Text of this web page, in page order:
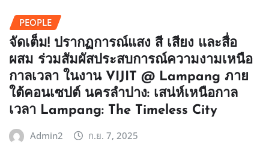
PEOPLE
จัดเต็ม! ปรากฏการณ์แสง สี เสียง และสื่อ
ผสม ร่วมสัมผัสประสบการณ์ความงามเหนือ
กาลเวลา ในงาน VIJIT @ Lampang ภาย
ใต้คอนเซปต์ นครลำปาง: เสน่ห์เหนือกาล
เวลา Lampang: The Timeless City
Admin2 ก.ย. 7, 2025